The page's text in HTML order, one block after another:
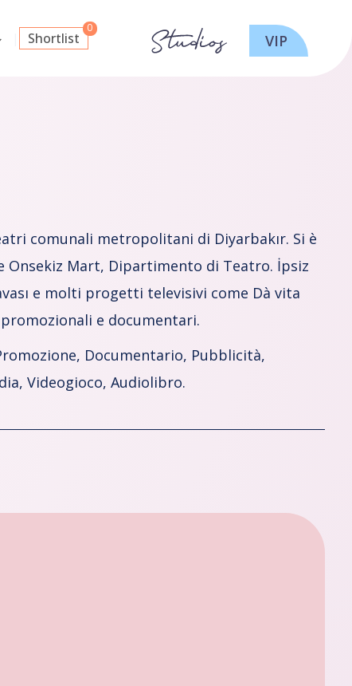
Shortlist VIP
comunali metropolitani di Diyarbakır. Si è
Onsekiz Mart, Dipartimento di Teatro. İpsiz
e molti progetti televisivi come Dà vita
e documentari.
Documentario, Pubblicità,
Videogioco, Audiolibro.